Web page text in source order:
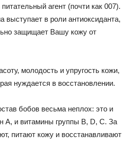
агент (почти как 007).
выступает в роли антиоксиданта,
защищает Вашу кожу от
молодость и упругость кожи,
нуждается в восстановлении.
бобов весьма неплох: это и
А, и витамины группы В, D, С. За
питают кожу и восстанавливают